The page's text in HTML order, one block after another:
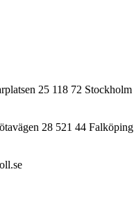
25 118 72 Stockholm
28 521 44 Falköping